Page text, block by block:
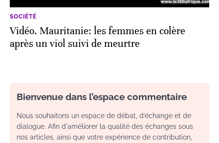
SOCIÉTÉ
Vidéo. Mauritanie: les femmes en colère
après un viol suivi de meurtre
Bienvenue dans l’espace commentaire
Nous souhaitons un espace de débat, d’échange et de
dialogue. Afin d'améliorer la qualité des échanges sous
nos articles, ainsi que votre expérience de contribution,